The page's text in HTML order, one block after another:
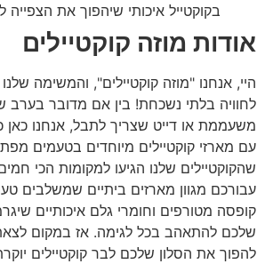
בקוקטייל איכותי שיהפוך את הצפייה
אודות מוזה קוקטיילים
היי, אנחנו "מוזה קוקטיילים", והמשימה
לחוויה בלתי נשכחת! בין אם מדובר בערב
משעממת או דייט שצריך לתבל, אנחנו כאן
עם מארזי קוקטיילים מיוחדים בטעמים
שהקוקטיילים שלנו הגיעו למקומות הכי
עבורכם מגוון מארזים ביתיים שמשלבים
קופסה מטורפים וחומרי גלם איכותיים
שלכם להתאהב בכל לגימה. אז במקום
להפוך את הסלון שלכם לבר קוקטיילים